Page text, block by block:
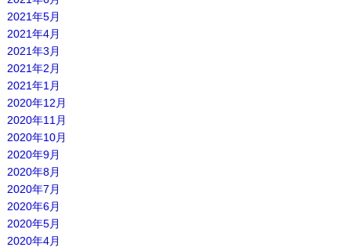
2021年5月
2021年4月
2021年3月
2021年2月
2021年1月
2020年12月
2020年11月
2020年10月
2020年9月
2020年8月
2020年7月
2020年6月
2020年5月
2020年4月